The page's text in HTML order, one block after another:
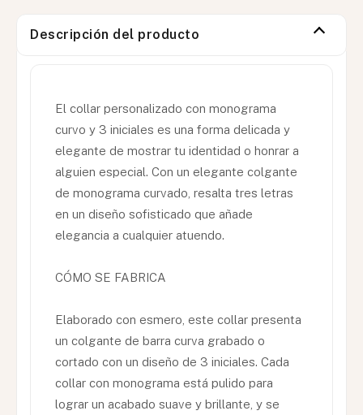
Descripción del producto
El collar personalizado con monograma
curvo y 3 iniciales es una forma delicada y
elegante de mostrar tu identidad o honrar a
alguien especial. Con un elegante colgante
de monograma curvado, resalta tres letras
en un diseño sofisticado que añade
elegancia a cualquier atuendo.
CÓMO SE FABRICA
Elaborado con esmero, este collar presenta
un colgante de barra curva grabado o
cortado con un diseño de 3 iniciales. Cada
collar con monograma está pulido para
lograr un acabado suave y brillante, y se